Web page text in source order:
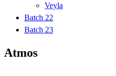
Veyla
Batch 22
Batch 23
Atmos